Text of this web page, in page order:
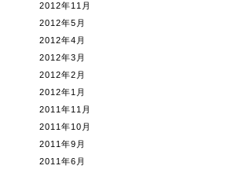
2012年11月
2012年5月
2012年4月
2012年3月
2012年2月
2012年1月
2011年11月
2011年10月
2011年9月
2011年6月